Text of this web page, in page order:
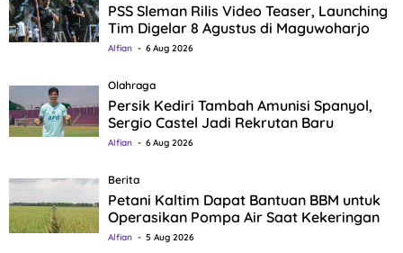
PSS Sleman Rilis Video Teaser, Launching
Tim Digelar 8 Agustus di Maguwoharjo
Alfian 6 Aug 2026
Olahraga
Persik Kediri Tambah Amunisi Spanyol,
Sergio Castel Jadi Rekrutan Baru
Alfian 6 Aug 2026
Berita
Petani Kaltim Dapat Bantuan BBM untuk
Operasikan Pompa Air Saat Kekeringan
Alfian 5 Aug 2026